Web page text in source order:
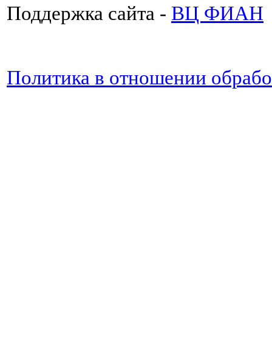
Поддержка сайта - ВЦ ФИАН
Политика в отношении